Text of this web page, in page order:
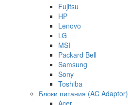
Fujitsu
HP
Lenovo
LG
MSI
Packard Bell
Samsung
Sony
Toshiba
Блоки питания (AC Adaptor)
Acer